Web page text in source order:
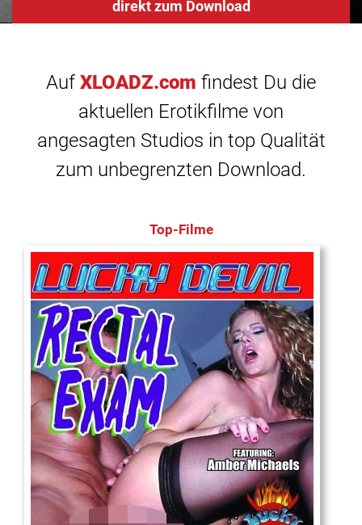
direkt zum Download
Auf XLOADZ.com findest Du die
aktuellen Erotikfilme von
angesagten Studios in top Qualität
zum unbegrenzten Download.
Top-Filme